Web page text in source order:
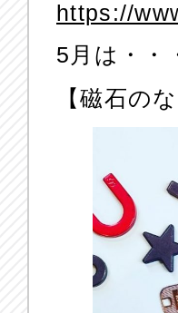
https://
5月は・・
【磁石の